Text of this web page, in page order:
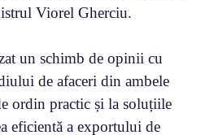
Viorel Gherciu.
un schimb de opinii cu
de afaceri din ambele
ordin practic și la soluțiile
eficientă a exportului de